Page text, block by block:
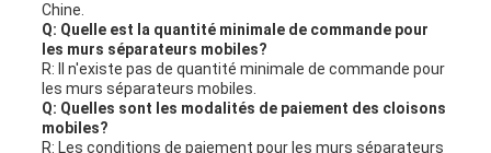
Chine.
Q: Quelle est la quantité minimale de commande pour
les murs séparateurs mobiles?
R: Il n'existe pas de quantité minimale de commande pour
les murs séparateurs mobiles.
Q: Quelles sont les modalités de paiement des cloisons
mobiles?
R: Les conditions de paiement pour les murs séparateurs